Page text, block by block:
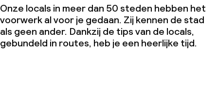
Onze locals in meer dan 50 steden hebben het
voorwerk al voor je gedaan. Zij kennen de stad
als geen ander. Dankzij de tips van de locals,
gebundeld in routes, heb je een heerlijke tijd.